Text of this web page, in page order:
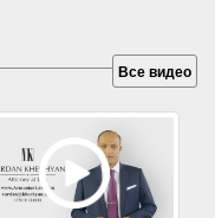
Все видео